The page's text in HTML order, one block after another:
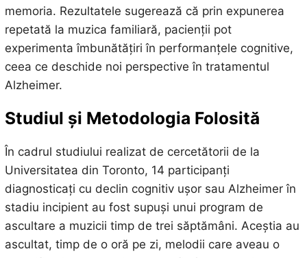
memoria. Rezultatele sugerează că prin expunerea
repetată la muzica familiară, pacienții pot
experimenta îmbunătățiri în performanțele cognitive,
ceea ce deschide noi perspective în tratamentul
Alzheimer.
Studiul și Metodologia Folosită
În cadrul studiului realizat de cercetătorii de la
Universitatea din Toronto, 14 participanți
diagnosticați cu declin cognitiv ușor sau Alzheimer în
stadiu incipient au fost supuși unui program de
ascultare a muzicii timp de trei săptămâni. Aceștia au
ascultat, timp de o oră pe zi, melodii care aveau o